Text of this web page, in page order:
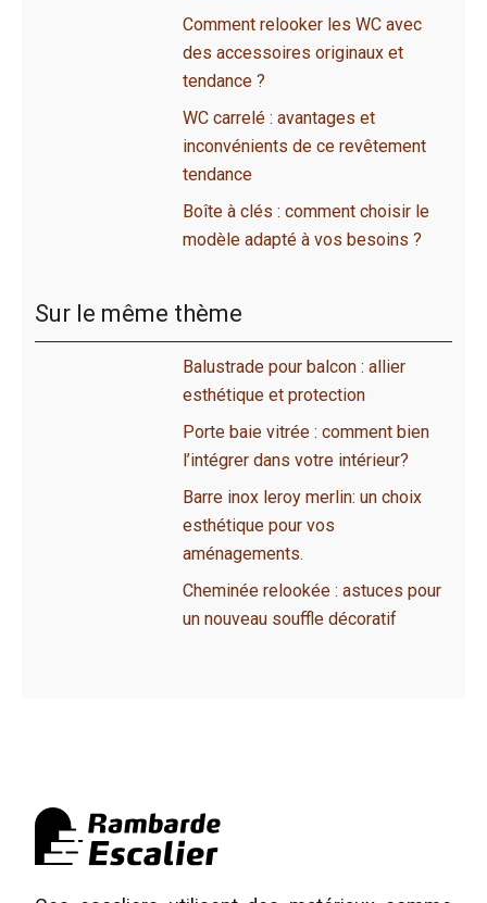
Comment relooker les WC avec
des accessoires originaux et
tendance ?
WC carrelé : avantages et
inconvénients de ce revêtement
tendance
Boîte à clés : comment choisir le
modèle adapté à vos besoins ?
Sur le même thème
Balustrade pour balcon : allier
esthétique et protection
Porte baie vitrée : comment bien
l’intégrer dans votre intérieur?
Barre inox leroy merlin: un choix
esthétique pour vos
aménagements.
Cheminée relookée : astuces pour
un nouveau souffle décoratif